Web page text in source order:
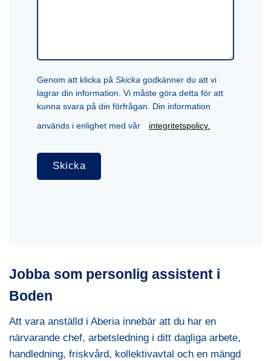
Genom att klicka påSkicka godkänner du att vi
lagrar din information. Vi måste göra detta för att
kunna svara på din förfrågan. Din information
används i enlighet med vår
integritetspolicy.
Jobba som personlig assistent i
Boden
Att vara anställd i Aberia innebär att du har en
närvarande chef, arbetsledning i ditt dagliga arbete,
handledning, friskvård, kollektivavtal och en mängd